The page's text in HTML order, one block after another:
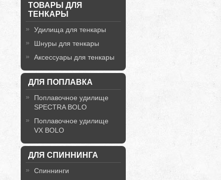
ТОВАРЫ ДЛЯ
ТЕНКАРЫ
Удилища для тенкары
Шнуры для тенкары
Аксессуары для тенкары
ДЛЯ ПОПЛАВКА
Поплавочное удилище
SPECTRA BOLO
Поплавочное удилище
VX BOLO
ДЛЯ СПИННИНГА
Спиннинги